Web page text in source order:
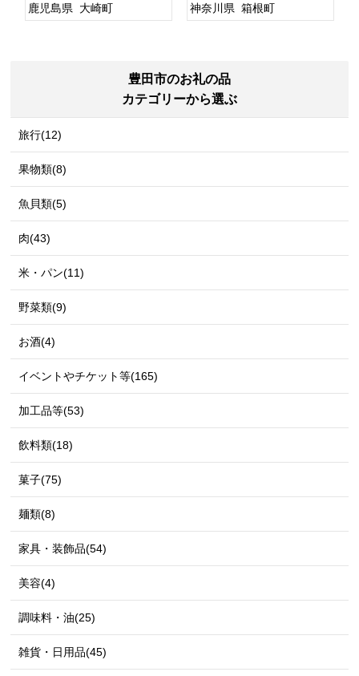
鹿児島県 大崎町 神奈川県 箱根町
豊田市のお礼の品
カテゴリーから選ぶ
旅行(12)
果物類(8)
魚貝類(5)
肉(43)
米・パン(11)
野菜類(9)
お酒(4)
イベントやチケット等(165)
加工品等(53)
飲料類(18)
菓子(75)
麺類(8)
家具・装飾品(54)
美容(4)
調味料・油(25)
雑貨・日用品(45)